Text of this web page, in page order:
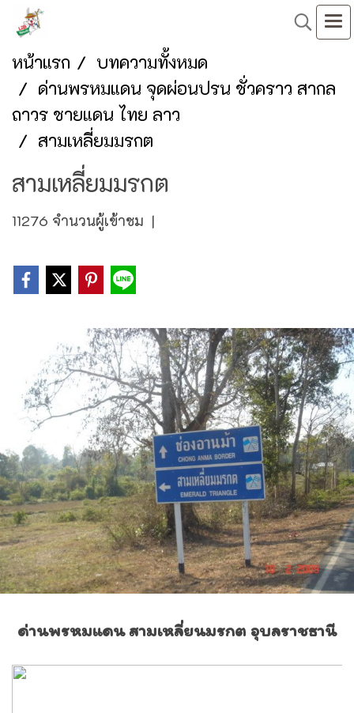
หน้าแรก
บทความทั้งหมด
ด่านพรหมแดน จุดผ่อนปรน ชั่วคราว สากล
ถาวร ชายแดน ไทย ลาว
สามเหลี่ยมมรกต
สามเหลี่ยมมรกต
11276 จำนวนผู้เข้าชม |
ด่านพรหมแดน สามเหลี่ยนมรกต อุบลราชธานี